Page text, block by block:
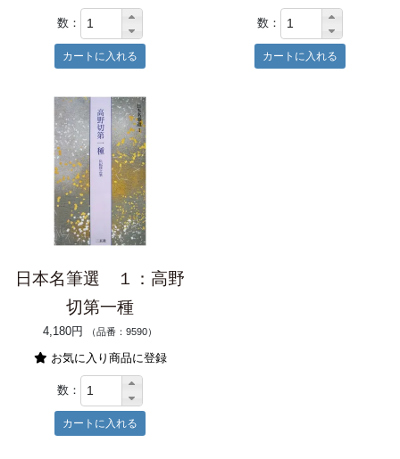
数： 数：
日本名筆選 １：高野
切第一種
4,180円 （品番：9590）
お気に入り商品に登録
数：